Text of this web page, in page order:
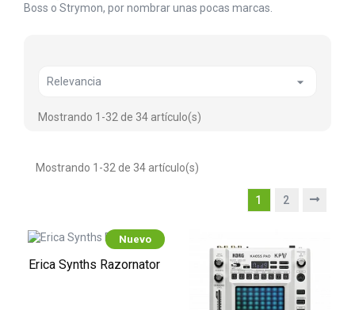
Boss o Strymon, por nombrar unas pocas marcas.
Relevancia 
Mostrando 1-32 de 34 artículo(s)
Mostrando 1-32 de 34 artículo(s)
1 2
Nuevo
Erica Synths Razornator